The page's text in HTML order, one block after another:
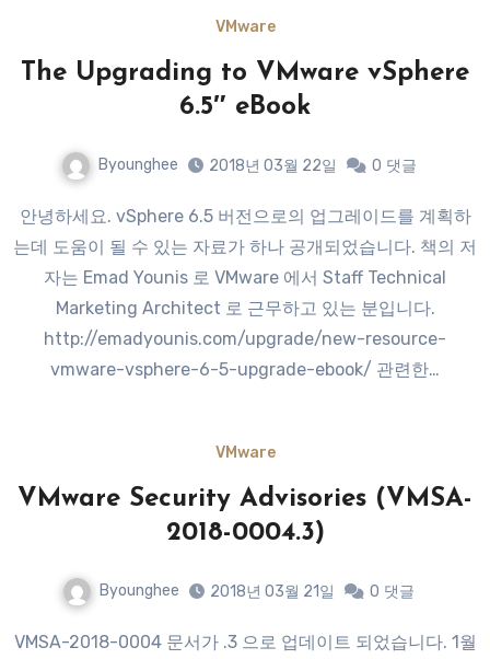
VMware
The Upgrading to VMware vSphere
6.5″ eBook
Byounghee 2018년 03월 22일 0 댓글
안녕하세요. vSphere 6.5 버전으로의 업그레이드를 계획하
는데 도움이 될 수 있는 자료가 하나 공개되었습니다. 책의 저
자는 Emad Younis 로 VMware 에서 Staff Technical
Marketing Architect 로 근무하고 있는 분입니다.
http://emadyounis.com/upgrade/new-resource-
vmware-vsphere-6-5-upgrade-ebook/ 관련한…
VMware
VMware Security Advisories (VMSA-
2018-0004.3)
Byounghee 2018년 03월 21일 0 댓글
VMSA-2018-0004 문서가 .3 으로 업데이트 되었습니다. 1월